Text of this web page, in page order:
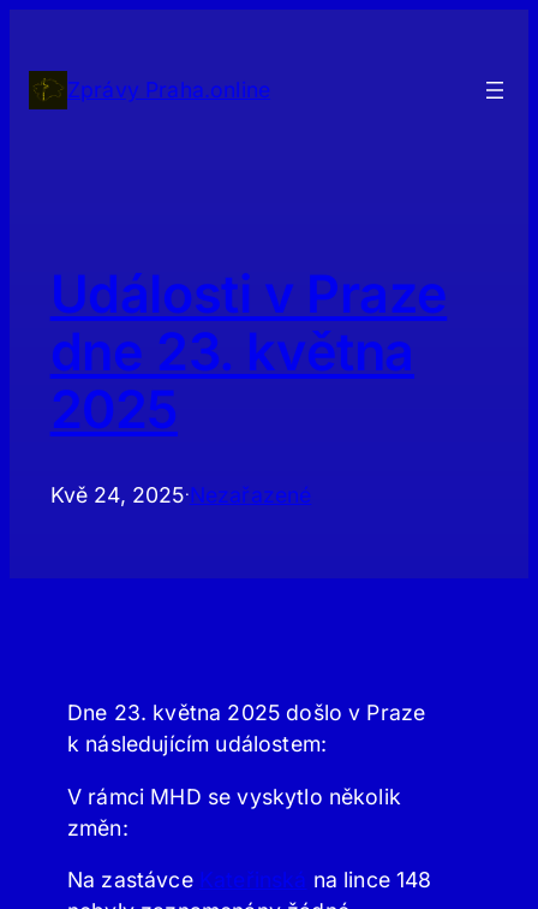
obsahZprávy Praha.online
Události v Praze
dne 23. května
2025
Kvě 24, 2025·Nezařazené
Dne 23. května 2025 došlo v Praze
k následujícím událostem:
V rámci MHD se vyskytlo několik
změn:
Na zastávce Kateřinská na lince 148